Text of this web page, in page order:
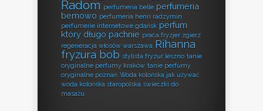
Radom perfumeria belle perfumeria
bemowo perfumeria henri radzymin
perfumerie internetowe gdańsk perfum
który długo pachnie praca fryzjer zgierz
regeneracja włosów warszawa Rihanna
fryzura bob stylista fryzur leszno tanie
oryginalne perfumy kraków tanie perfumy
oryginalne poznań Woda kolońska jak używać
woda kolońska staropolska świeczki do
masażu